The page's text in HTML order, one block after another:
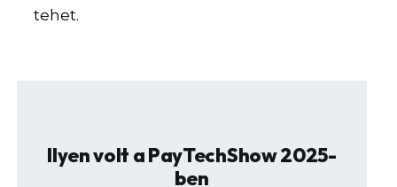
tehet.
Ilyen volt a PayTechShow 2025-
ben